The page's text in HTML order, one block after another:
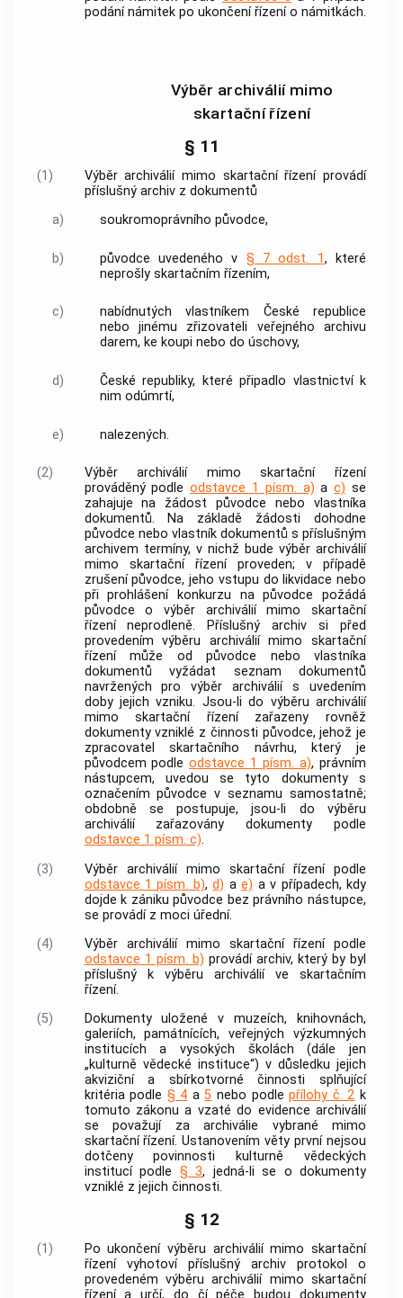
podání námitek po ukončení řízení o námitkách.
Výběr archiválií mimo
skartační řízení
§ 11
(1) Výběr archiváliímimo skartační řízení provádí
příslušný archivz dokumentů
a)
soukromoprávního původce,
b) původce uvedeného v § 7 odst. 1, které
neprošly skartačním řízením,
c)
nabídnutých vlastníkem České republice
nebo jinému zřizovateli veřejného archivu
darem, ke koupi nebo do úschovy,
d)
České republiky, které připadlo vlastnictví k
nim odúmrtí,
e) nalezených.
(2) Výběr archiváliímimo skartační řízení
prováděný podleodstavce 1 písm. a) ac) se
zahajuje na žádostpůvodce nebo vlastníka
dokumentů. Na základě žádosti dohodne
původce nebo vlastník dokumentů s příslušným
archivem termíny, v nichž bude výběr archiválií
mimo skartační řízení proveden; v případě
zrušenípůvodce, jeho vstupu do likvidace nebo
při prohlášení konkurzu napůvodce požádá
původce o výběr archiváliímimo skartační
řízení neprodleně. Příslušnýarchiv si před
provedenímvýběru archiváliímimo skartační
řízení může od původce nebo vlastníka
dokumentů vyžádat seznam dokumentů
navržených provýběr archiváliís uvedením
doby jejich vzniku. Jsou-li do výběru archiválií
mimo skartační řízení zařazeny rovněž
dokumentyvzniklé z činnosti původce, jehož je
zpracovatel skartačního návrhu, který je
původcem podleodstavce 1 písm. a), právním
nástupcem, uvedou se tyto dokumentys
označenímpůvodce v seznamu samostatně;
obdobně se postupuje, jsou-li do výběru
archiváliízařazoványdokumenty podle
odstavce 1 písm. c).
(3)
Výběr archiváliímimo skartační řízení podle
odstavce 1 písm. b),d) ae) a v případech, kdy
dojde k zánikupůvodce bez právního nástupce,
se provádí z moci úřední.
(4)
Výběr archiváliímimo skartační řízení podle
odstavce 1 písm. b) provádí archiv, který by byl
příslušný k výběru archiváliíve skartačním
řízení.
(5)
Dokumentyuložené v muzeích, knihovnách,
galeriích, památnících, veřejných výzkumných
institucích a vysokých školách (dále jen
„kulturně vědecké instituce“) v důsledku jejich
akviziční a sbírkotvorné činnosti splňující
kritéria podle § 4 a5 nebo podlepřílohy č. 2 k
tomuto zákonu a vzaté do evidence archiválií
se považují za archiválie vybrané mimo
skartační řízení. Ustanovením věty první nejsou
dotčeny povinnosti kulturně vědeckých
institucí podle § 3, jedná-li se o dokumenty
vzniklé z jejich činnosti.
§ 12
(1) Po ukončení výběru archiváliímimo skartační
řízení vyhotoví příslušný archivprotokol o
provedeném výběru archiváliímimo skartační
řízení a určí, do čí péče budou dokumenty